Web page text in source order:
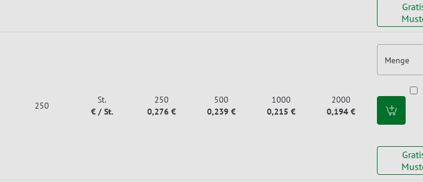
250
St.
€ / St.
250
0,276 €
500
0,239 €
1000
0,215 €
2000
0,194 €
Menge